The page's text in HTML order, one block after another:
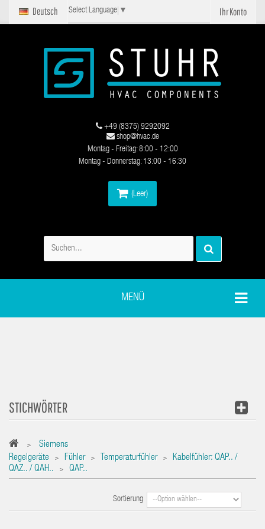
Ihr Konto
Deutsch Select Language ▼
(Leer)
+49 (8375) 9292092
shop@hvac.de
Montag - Freitag: 8:00 - 12:00
Montag - Donnerstag: 13:00 - 16:30
MENÜ
STICHWÖRTER
>
Siemens
Regelgeräte
> Fühler > Temperaturfühler >
Kabelfühler: QAP.. /
QAZ.. / QAH..
> QAP..
Sortierung